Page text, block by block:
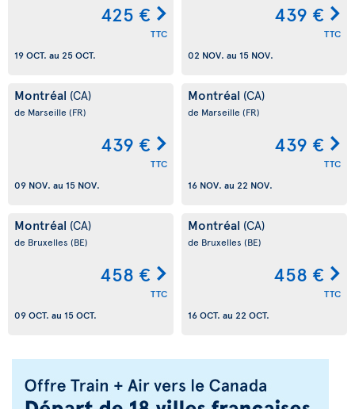
425 €
TTC
19 OCT. au 25 OCT.
439 €
TTC
02 NOV. au 15 NOV.
Montréal (CA)
de Marseille (FR)
439 €
TTC
09 NOV. au 15 NOV.
Montréal (CA)
de Marseille (FR)
439 €
TTC
16 NOV. au 22 NOV.
Montréal (CA)
de Bruxelles (BE)
458 €
TTC
09 OCT. au 15 OCT.
Montréal (CA)
de Bruxelles (BE)
458 €
TTC
16 OCT. au 22 OCT.